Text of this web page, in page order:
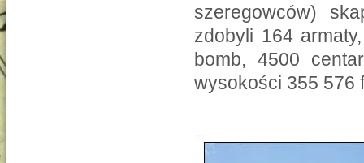
szeregowców)
zdobyli 164
bomb, 4500
wysokości 355 576